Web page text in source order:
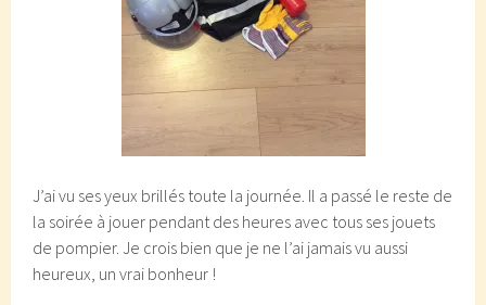
J’ai vu ses yeux brillés toute la journée. Il a passé le reste de
la soirée à jouer pendant des heures avec tous ses jouets
de pompier. Je crois bien que je ne l’ai jamais vu aussi
heureux, un vrai bonheur !